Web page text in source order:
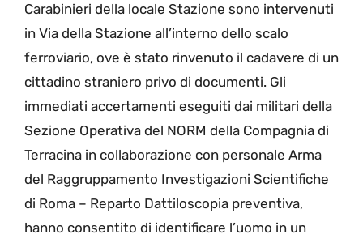
Carabinieri della locale Stazione sono intervenuti
in Via della Stazione all’interno dello scalo
ferroviario, ove è stato rinvenuto il cadavere di un
cittadino straniero privo di documenti. Gli
immediati accertamenti eseguiti dai militari della
Sezione Operativa del NORM della Compagnia di
Terracina in collaborazione con personale Arma
del Raggruppamento Investigazioni Scientifiche
di Roma – Reparto Dattiloscopia preventiva,
hanno consentito di identificare l’uomo in un